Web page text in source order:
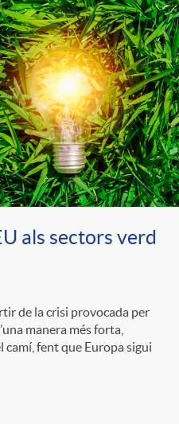
als sectors verd
de la crisi provocada per
manera més forta,
camí, fent que Europa sigui